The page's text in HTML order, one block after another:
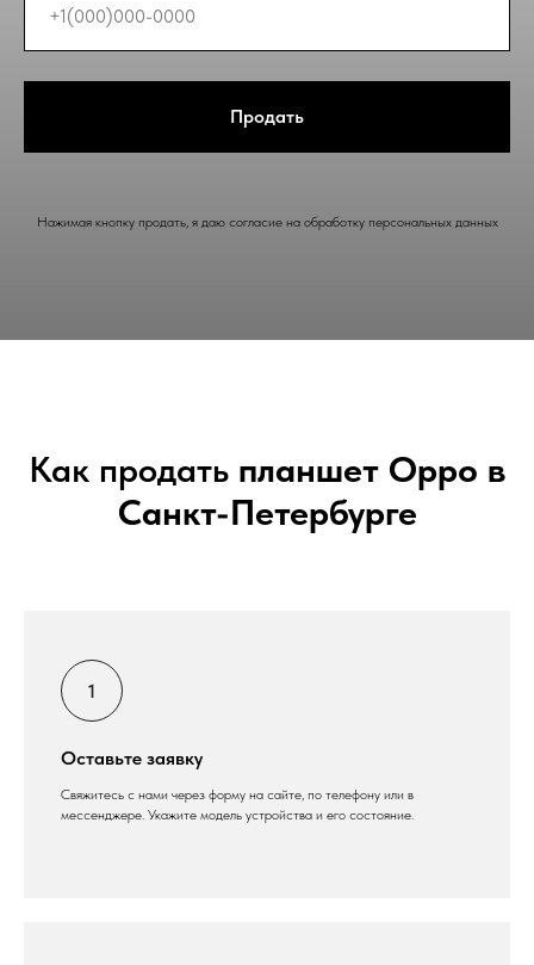
Продать
Нажимая кнопку продать, я даю согласие на обработку персональных данных
Как продать планшет Oppo в
Санкт-Петербурге
Оставьте заявку
Свяжитесь с нами через форму на сайте, по телефону или в
мессенджере. Укажите модель устройства и его состояние.